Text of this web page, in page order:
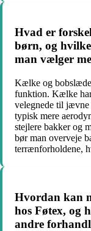
Hvad er
børn, og
man vælger
Kælke og
funktion. Kælke
velegnede til
typisk mere
stejlere bakker og
bør man overveje
terrænforholdene,
Hvordan kan
hos Føtex, og
andre